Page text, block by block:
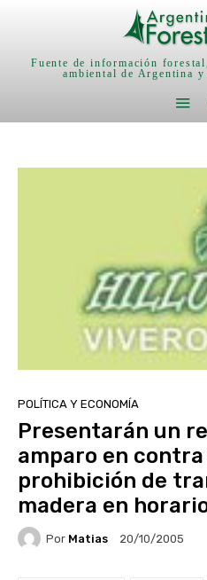
Fuente de información
ambiental de Argentina
POLÍTICA Y ECONOMÍA
Presentarán un
amparo en contra
prohibición de
madera en
Por Matias 20/10/2005